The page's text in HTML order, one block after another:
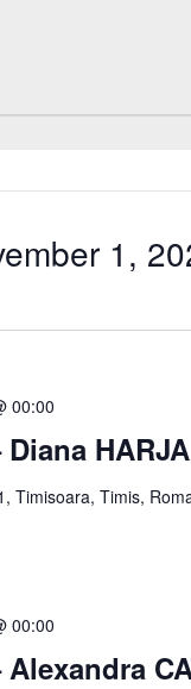
1,
HARJA
00:00
Timisoara, Timis,
00:00